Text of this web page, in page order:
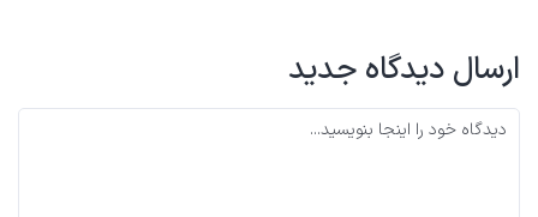
ارسال دیدگاه جدید